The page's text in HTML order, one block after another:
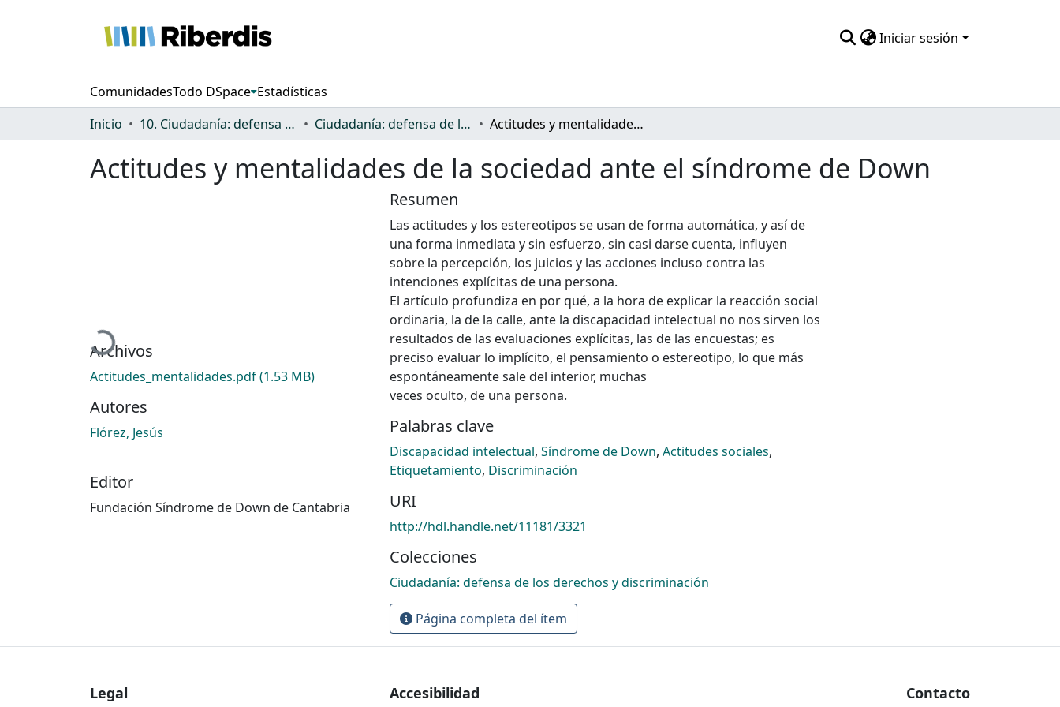
Iniciar sesión
ComunidadesTodo DSpace Estadísticas
Inicio
10. Ciudadanía: defensa de los derechos y discriminación Ciudadanía: defensa de los derechos y discriminación Actitudes y mentalidades de la sociedad ante el síndrome de Down
Actitudes y mentalidades de la sociedad ante el síndrome de Down
Cargando...
Archivos
Actitudes_mentalidades.pdf(1.53 MB)
Autores
Flórez, Jesús
Editor
Fundación Síndrome de Down de Cantabria
Resumen
Las actitudes y los estereotipos se usan de forma automática, y así de
una forma inmediata y sin esfuerzo, sin casi darse cuenta, influyen
sobre la percepción, los juicios y las acciones incluso contra las
intenciones explícitas de una persona.
El artículo profundiza en por qué, a la hora de explicar la reacción social
ordinaria, la de la calle, ante la discapacidad intelectual no nos sirven los
resultados de las evaluaciones explícitas, las de las encuestas; es
preciso evaluar lo implícito, el pensamiento o estereotipo, lo que más
espontáneamente sale del interior, muchas
veces oculto, de una persona.
Palabras clave
Discapacidad intelectual, Síndrome de Down, Actitudes sociales,
Etiquetamiento, Discriminación
URI
http://hdl.handle.net/11181/3321
Colecciones
Ciudadanía: defensa de los derechos y discriminación
Página completa del ítem
Legal Accesibilidad Contacto